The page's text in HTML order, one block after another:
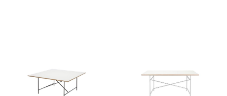
Sekretäre & PC-Tische